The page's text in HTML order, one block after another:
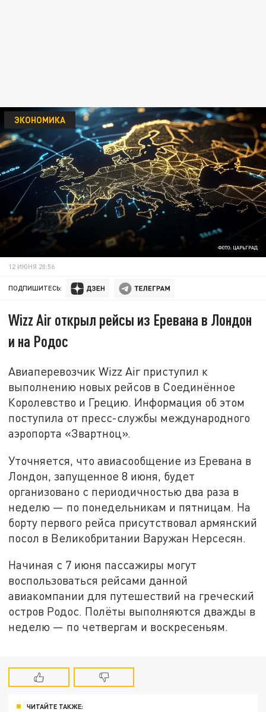
ФОТО: ЦАРЬГРАД
ЭКОНОМИКА
12 ИЮНЯ 20:56
ПОДПИШИТЕСЬ:
Wizz Air открыл рейсы из Еревана в Лондон
и на Родос
Авиаперевозчик Wizz Air приступил к
выполнению новых рейсов в Соединённое
Королевство и Грецию. Информация об этом
поступила от пресс-службы международного
аэропорта «Звартноц».
Уточняется, что авиасообщение из Еревана в
Лондон, запущенное 8 июня, будет
организовано с периодичностью два раза в
неделю — по понедельникам и пятницам. На
борту первого рейса присутствовал армянский
посол в Великобритании Варужан Нерсесян.
Начиная с 7 июня пассажиры могут
воспользоваться рейсами данной
авиакомпании для путешествий на греческий
остров Родос. Полёты выполняются дважды в
неделю — по четвергам и воскресеньям.
ЧИТАЙТЕ ТАКЖЕ: